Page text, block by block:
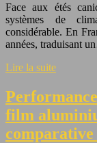
Face aux étés
systèmes de
considérable. En
années, traduisant
Lire la suite
film